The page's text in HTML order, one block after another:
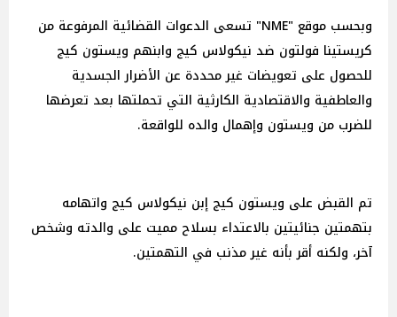
وبحسب موقع "NME" تسعى الدعوات القضائية المرفوعة من
كريستينا فولتون ضد نيكولاس كيج وابنهم ويستون كيج
للحصول على تعويضات غير محددة عن الأضرار الجسدية
والعاطفية والاقتصادية الكارثية التي تحملتها بعد تعرضها
للضرب من ويستون وإهمال والده للواقعة.
تم القبض على ويستون كيج إبن نيكولاس كيج واتهامه
بتهمتين جنائيتين بالاعتداء بسلاح مميت على والدته وشخص
آخر، ولكنه أقر بأنه غير مذنب في التهمتين.